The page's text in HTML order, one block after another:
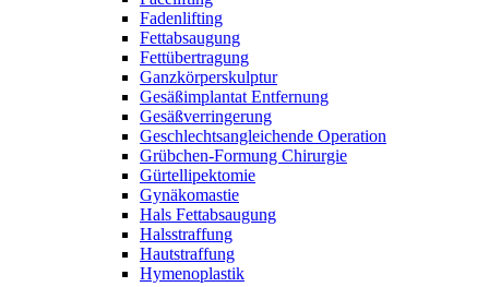
Fadenlifting
Fettabsaugung
Fettübertragung
Ganzkörperskulptur
Gesäßimplantat Entfernung
Gesäßverringerung
Geschlechtsangleichende Operation
Grübchen-Formung Chirurgie
Gürtellipektomie
Gynäkomastie
Hals Fettabsaugung
Halsstraffung
Hautstraffung
Hymenoplastik